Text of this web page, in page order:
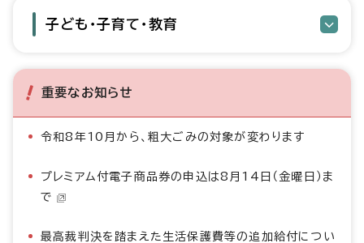
子ども・子育て・教育
重要なお知らせ
令和8年10月から、粗大ごみの対象が変わります
プレミアム付電子商品券の申込は8月14日（金曜日）ま
で
最高裁判決を踏まえた生活保護費等の追加給付につい